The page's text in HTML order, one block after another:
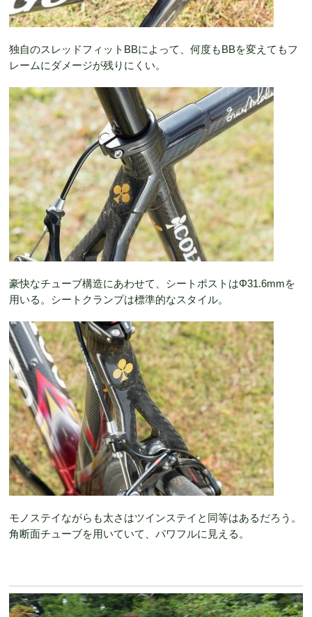
独自のスレッドフィットBBによって、何度もBBを変えてもフ
レームにダメージが残りにくい。
豪快なチューブ構造にあわせて、シートポストはΦ31.6mmを
用いる。シートクランプは標準的なスタイル。
モノステイながらも太さはツインステイと同等はあるだろう。
角断面チューブを用いていて、パワフルに見える。